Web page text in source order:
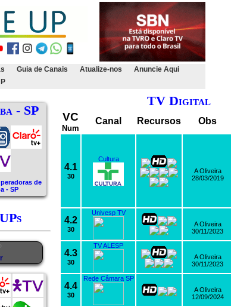
Guia de Canais Atualize-nos
Anuncie Aqui
- SP
de
- SP
TV Digital
VC
Num
Canal Recursos Obs
4.1
30
Cultura
A Oliveira
28/03/2019
4.2
30
Univesp TV
A Oliveira
30/11/2023
4.3
30
TV ALESP
A Oliveira
30/11/2023
4.4
30
Rede Câmara SP
A Oliveira
12/09/2024